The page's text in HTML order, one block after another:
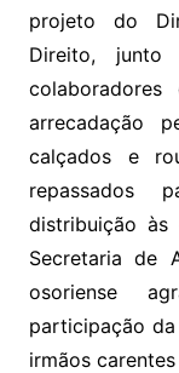
projeto do
Direito,
arrecadação
calçados e
repassados
distribuição às
Secretaria de
osoriense
participação da
irmãos